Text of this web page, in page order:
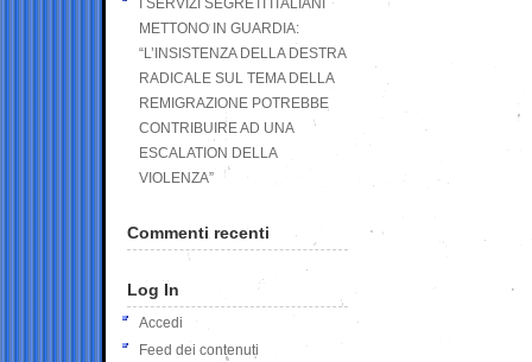
I SERVIZI SEGRETI ITALIANI
METTONO IN GUARDIA:
“L’INSISTENZA DELLA DESTRA
RADICALE SUL TEMA DELLA
REMIGRAZIONE POTREBBE
CONTRIBUIRE AD UNA
ESCALATION DELLA
VIOLENZA”
Commenti recenti
Log In
Accedi
Feed dei contenuti